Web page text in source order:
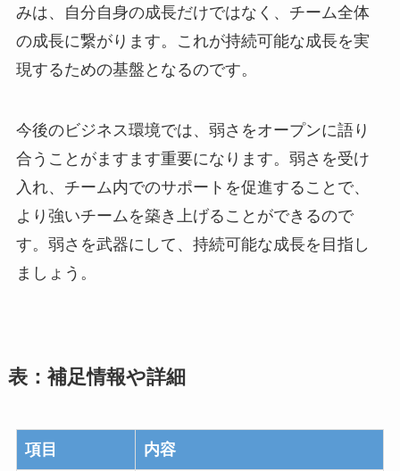
みは、自分自身の成長だけではなく、チーム全体
の成長に繋がります。これが持続可能な成長を実
現するための基盤となるのです。
今後のビジネス環境では、弱さをオープンに語り
合うことがますます重要になります。弱さを受け
入れ、チーム内でのサポートを促進することで、
より強いチームを築き上げることができるので
す。弱さを武器にして、持続可能な成長を目指し
ましょう。
表：補足情報や詳細
項目 内容